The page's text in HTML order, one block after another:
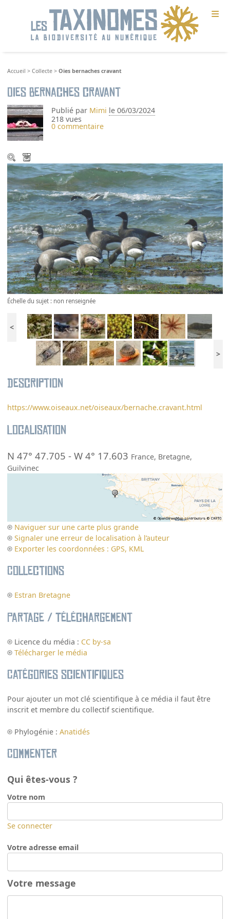
≡
Accueil >Collecte >Oies bernaches cravant
Oies bernaches cravant
Publié par Mimi le 06/03/2024
218 vues
0 commentaire
Échelle du sujet : non renseignée
<
>
Description
https://www.oiseaux.net/oiseaux/bernache.cravant.html
Localisation
N 47° 47.705 -W 4° 17.603 France, Bretagne,
Guilvinec
Naviguer sur une carte plus grande
Signaler une erreur de localisation à l’auteur
Exporter les coordonnées : GPS, KML
Collections
Estran Bretagne
Partage / Téléchargement
Licence du média : CC by-sa
Télécharger le média
Catégories scientifiques
Pour ajouter un mot clé scientifique à ce média il faut être
inscrit et membre du collectif scientifique.
Phylogénie :Anatidés
Commenter
Qui êtes-vous ?
Votre nom
Se connecter
Votre adresse email
Votre message